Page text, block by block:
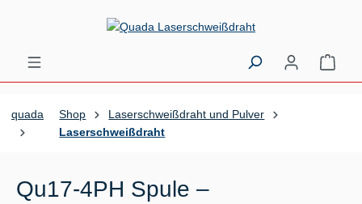
Zum Hauptinhalt springen
quada Shop
Laserschweißdraht und Pulver
Laserschweißdraht
Qu17-4PH Spule –